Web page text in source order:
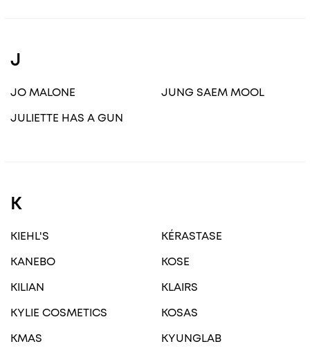
J
JO MALONE
JUNG SAEM MOOL
JULIETTE HAS A GUN
K
KIEHL'S
KÉRASTASE
KANEBO
KOSE
KILIAN
KLAIRS
KYLIE COSMETICS
KOSAS
KMAS
KYUNGLAB